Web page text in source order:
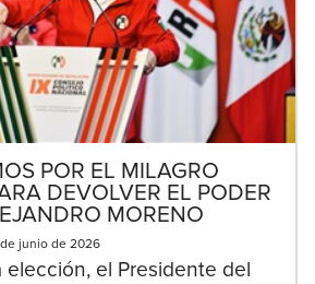
POR EL MILAGRO
DEVOLVER EL PODER
MORENO
de junio de 2026
elección, el Presidente del